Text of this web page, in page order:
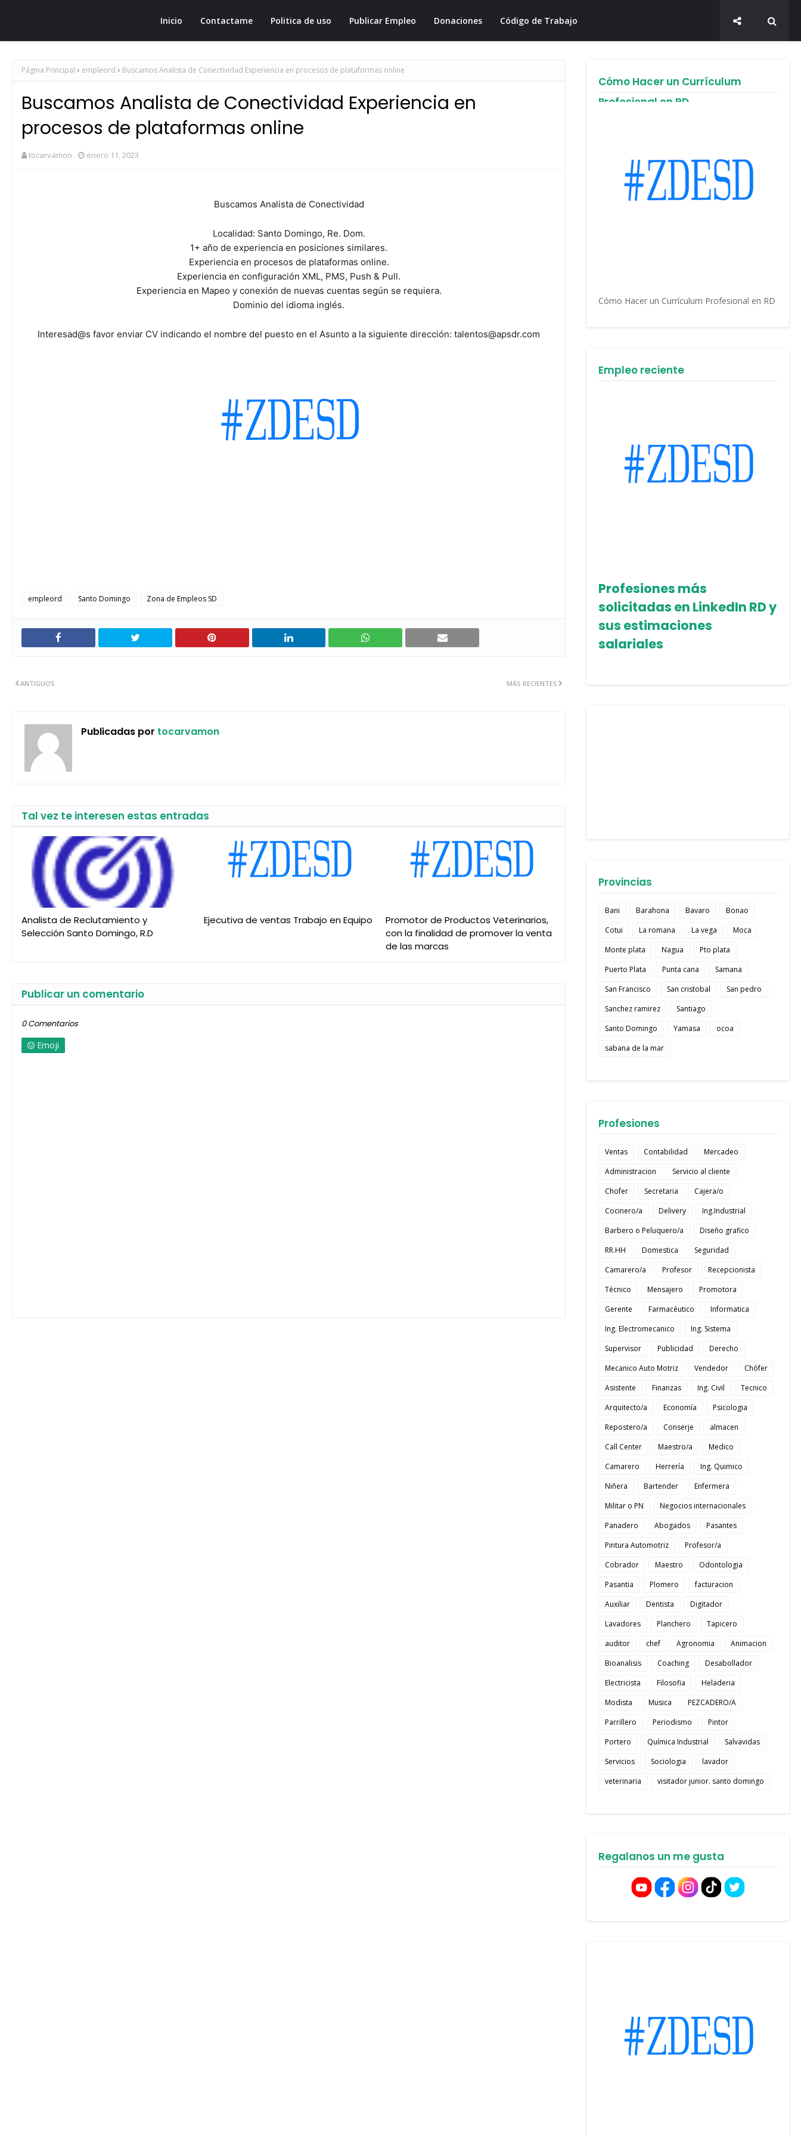
Inicio Contactame Politica de uso Publicar Empleo Donaciones Código de Trabajo
Página Principal empleord Buscamos Analista de Conectividad Experiencia en procesos de plataformas online
Buscamos Analista de Conectividad Experiencia en
procesos de plataformas online
tocarvamon enero 11, 2023
Buscamos Analista de Conectividad
Localidad: Santo Domingo, Re. Dom.
1+ año de experiencia en posiciones similares.
Experiencia en procesos de plataformas online.
Experiencia en configuración XML, PMS, Push & Pull.
Experiencia en Mapeo y conexión de nuevas cuentas según se requiera.
Dominio del idioma inglés.
Interesad@s favor enviar CV indicando el nombre del puesto en el Asunto a la siguiente dirección: talentos@apsdr.com
empleord Santo Domingo Zona de Empleos SD
MÁS RECIENTES
ANTIGUOS
Publicadas por tocarvamon
Tal vez te interesen estas entradas
Analista de Reclutamiento y
Selección Santo Domingo, R.D
Ejecutiva de ventas Trabajo en Equipo
Promotor de Productos Veterinarios,
con la finalidad de promover la venta
de las marcas
Publicar un comentario
0 Comentarios
Emoji
Cómo Hacer un Currículum
Profesional en RD
Cómo Hacer un Currículum Profesional en RD
Empleo reciente
Profesiones más
solicitadas en LinkedIn RD y
sus estimaciones
salariales
Provincias
Bani Barahona Bavaro
Bonao
Cotui
La romana La vega
Moca
Monte plata
Nagua
Pto plata
Puerto Plata
Punta cana
Samana
San Francisco
San cristobal
San pedro
Sanchez ramirez
Santiago
Santo Domingo
Yamasa
ocoa
sabana de la mar
Profesiones
Ventas Contabilidad
Mercadeo
Administracion
Servicio al cliente
Chofer
Secretaria
Cajera/o
Cocinero/a
Delivery
Ing.Industrial
Barbero o Peluquero/a
Diseño grafico
RR.HH
Domestica
Seguridad
Camarero/a
Profesor
Recepcionista
Técnico
Mensajero
Promotora
Gerente
Farmacéutico
Informatica
Ing. Electromecanico
Ing. Sistema
Supervisor
Publicidad
Derecho
Mecanico Auto Motriz
Vendedor
Chófer
Asistente
Finanzas Ing. Civil
Tecnico
Arquitecto/a
Economía
Psicologia
Repostero/a
Conserje
almacen
Call Center
Maestro/a
Medico
Camarero
Herrería
Ing. Quimico
Niñera
Bartender
Enfermera
Militar o PN
Negocios internacionales
Panadero
Abogados
Pasantes
Pintura Automotriz
Profesor/a
Cobrador
Maestro
Odontologia
Pasantia
Plomero
facturacion
Auxiliar
Dentista
Digitador
Lavadores
Planchero
Tapicero
auditor
chef Agronomia
Animacion
Bioanalisis
Coaching
Desabollador
Electricista
Filosofia
Heladeria
Modista
Musica
PEZCADERO/A
Parrillero
Periodismo
Pintor
Portero
Química Industrial
Salvavidas
Servicios
Sociologia
lavador
veterinaria
visitador junior. santo domingo
Regalanos un me gusta